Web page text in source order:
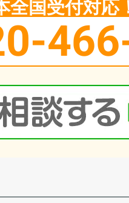
国受付対応